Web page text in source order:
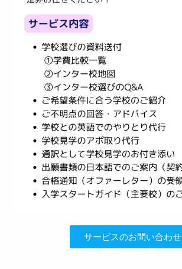
サービスのお問い合わせ